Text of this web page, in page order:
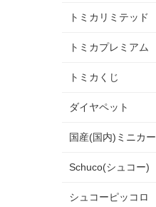
トミカリミテッド
トミカプレミアム
トミカくじ
ダイヤペット
国産(国内)ミニカー
Schuco(シュコー)
シュコーピッコロ